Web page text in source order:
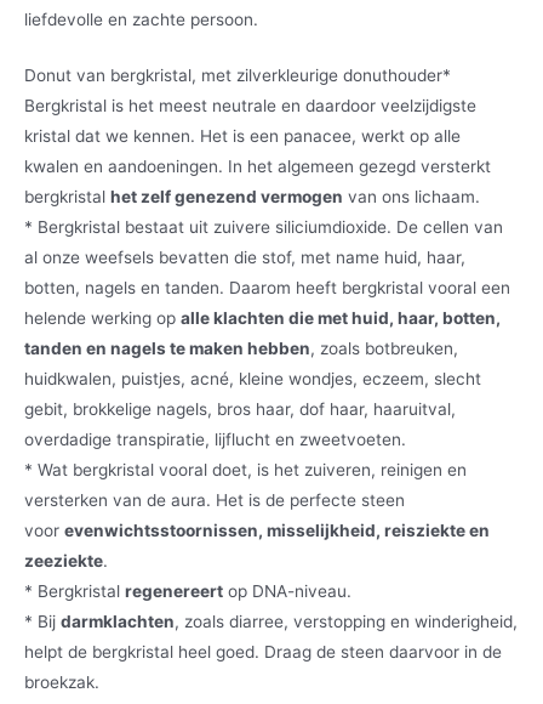
liefdevolle en zachte persoon.
Donut van bergkristal, met zilverkleurige donuthouder*
Bergkristal is het meest neutrale en daardoor veelzijdigste
kristal dat we kennen. Het is een panacee, werkt op alle
kwalen en aandoeningen. In het algemeen gezegd versterkt
bergkristal het zelf genezend vermogen van ons lichaam.
* Bergkristal bestaat uit zuivere siliciumdioxide. De cellen van
al onze weefsels bevatten die stof, met name huid, haar,
botten, nagels en tanden. Daarom heeft bergkristal vooral een
helende werking op alle klachten die met huid, haar, botten,
tanden en nagels te maken hebben, zoals botbreuken,
huidkwalen, puistjes, acné, kleine wondjes, eczeem, slecht
gebit, brokkelige nagels, bros haar, dof haar, haaruitval,
overdadige transpiratie, lijflucht en zweetvoeten.
* Wat bergkristal vooral doet, is het zuiveren, reinigen en
versterken van de aura. Het is de perfecte steen
voor evenwichtsstoornissen, misselijkheid, reisziekte en
zeeziekte.
* Bergkristal regenereert op DNA-niveau.
* Bij darmklachten, zoals diarree, verstopping en winderigheid,
helpt de bergkristal heel goed. Draag de steen daarvoor in de
broekzak.